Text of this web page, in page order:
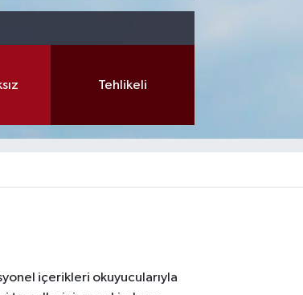
Tehlikeli
içerikleri okuyucularıyla